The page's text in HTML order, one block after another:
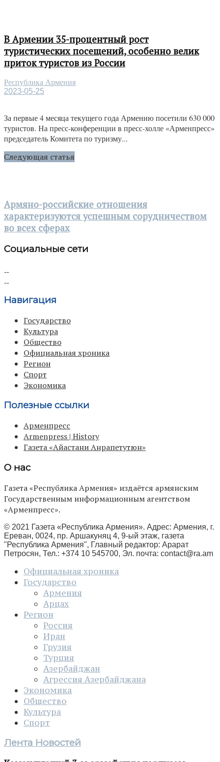
В Армении 35-процентный рост
туристических посещений, особенно велик
приток туристов из России
Республика Армения
2023-05-25
За первые 4 месяца текущего года Армению посетили 630 000
туристов. На пресс-конференции в пресс-холле «Арменпресс»
председатель Комитета по туризму...
Следующая статья
Армяно-российские отношения
характеризуются успешным сорудничеством
во всех сферах
Социальные сети
Навигация
Государство
Культура
Общество
Официальная хроника
Регион
Спорт
Экономика
Полезные ссылки
Арменпресс
Armenpress | History
Газета «Айастани Анрапетутюн»
О нас
Газета «Республика Армения» издаётся армянским
Государственным информационным агентством
«Арменпресс».
© 2021 Газета «Республика Армения». Адрес: Армения, г.
Ереван, 0024, пр. Аршакуняц 4, 9-ый этаж, газета
"Республика Армения", Главный редактор: Арарат
Петросян, Тел.: +374 10 545700, Эл. почта: contact@ra.am
Официальная хроника
Государство
Армения
Арцах
Регион
Россия
Иран
Грузия
Турция
Азербайджан
Агрессия Азербайджана
Экономика
Общество
Культура
Спорт
Лента Новостей